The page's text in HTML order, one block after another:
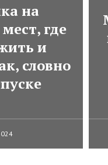
на
где
и
словно